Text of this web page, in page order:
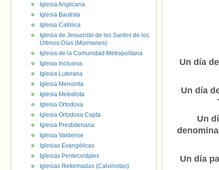
Un día
Un día
Un
Un día
Iglesia Anglicana
Iglesia Bautista
Iglesia Católica
Iglesia de Jesucristo de los Santos de los
Últimos Días (Mormones)
Iglesia de la Comunidad Metropolitana
Iglesia Inclusiva
Iglesia Luterana
Iglesia Menonita
Iglesia Metodista
Iglesia Ortodoxa
Iglesia Ortodoxa Copta
Iglesia Presbiteriana
Iglesia Valdense
Iglesias Evangélicas
Iglesias Pentecostales
Iglesias Reformadas (Calvinistas)